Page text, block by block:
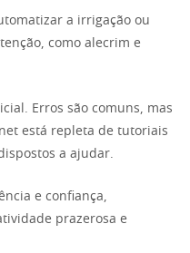
a irrigação ou
como alecrim e
Erros são comuns, mas
está repleta de tutoriais
a ajudar.
e confiança,
prazerosa e